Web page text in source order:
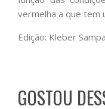
vermelha a que tem
Edição: Kleber
GOSTOU